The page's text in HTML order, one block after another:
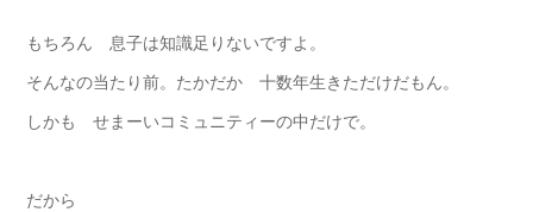
もちろん 息子は知識足りないですよ。
そんなの当たり前。たかだか 十数年生きただけだもん。
しかも せまーいコミュニティーの中だけで。
だから